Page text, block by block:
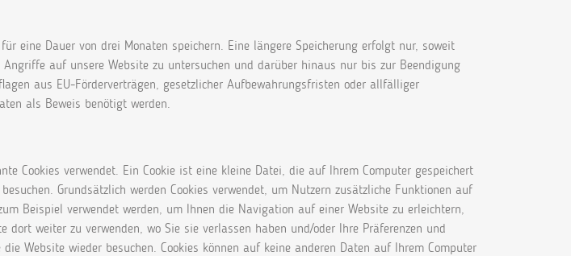
eine Dauer von drei Monaten speichern. Eine längere Speicherung erfolgt nur, soweit
auf unsere Website zu untersuchen und darüber hinaus nur bis zur Beendigung
aus EU-Förderverträgen, gesetzlicher Aufbewahrungsfristen oder allfälliger
als Beweis benötigt werden.
Cookies verwendet. Ein Cookie ist eine kleine Datei, die auf Ihrem Computer gespeichert
Grundsätzlich werden Cookies verwendet, um Nutzern zusätzliche Funktionen auf
Beispiel verwendet werden, um Ihnen die Navigation auf einer Website zu erleichtern,
dort weiter zu verwenden, wo Sie sie verlassen haben und/oder Ihre Präferenzen und
Website wieder besuchen. Cookies können auf keine anderen Daten auf Ihrem Computer